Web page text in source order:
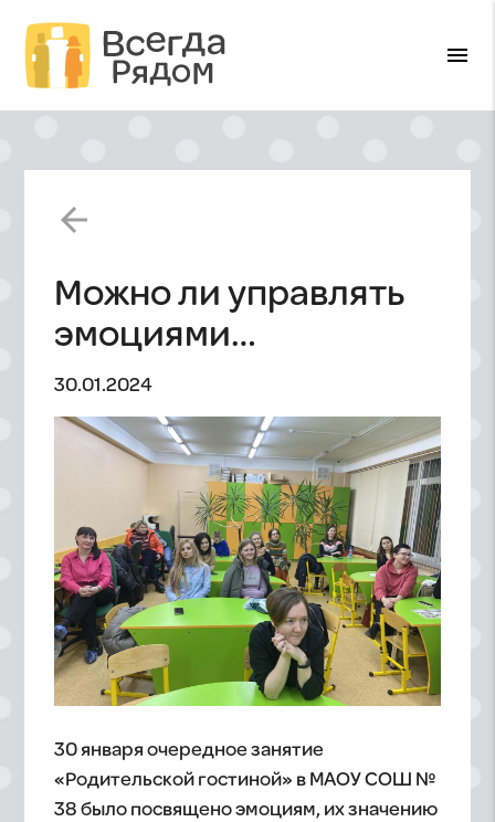
menu
arrow_back
Можно ли управлять
эмоциями…
30.01.2024
30 января очередное занятие
«Родительской гостиной» в МАОУ СОШ №
38 было посвящено эмоциям, их значению